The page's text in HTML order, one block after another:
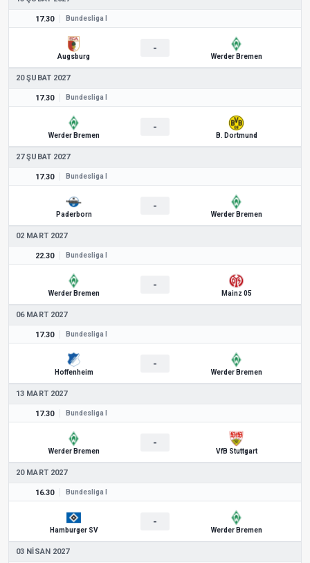
17.30 Bundesliga I
Augsburg
-
Werder Bremen
20 ŞUBAT 2027
17.30 Bundesliga I
Werder Bremen
-
B. Dortmund
27 ŞUBAT 2027
17.30 Bundesliga I
Paderborn
-
Werder Bremen
02 MART 2027
22.30 Bundesliga I
Werder Bremen
-
Mainz 05
06 MART 2027
17.30 Bundesliga I
Hoffenheim
-
Werder Bremen
13 MART 2027
17.30 Bundesliga I
Werder Bremen
-
VfB Stuttgart
20 MART 2027
16.30 Bundesliga I
Hamburger SV
-
Werder Bremen
03 NISAN 2027